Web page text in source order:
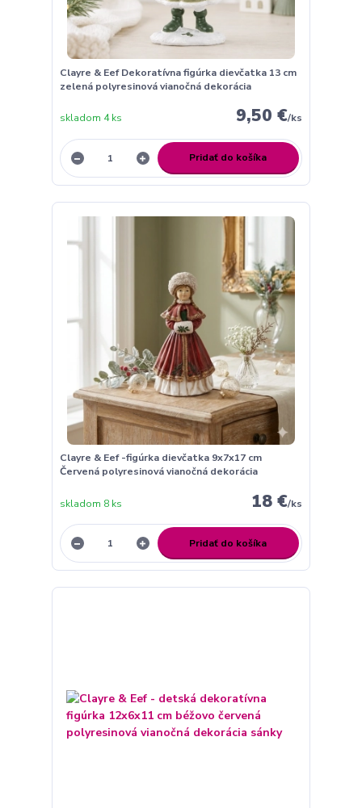
Clayre & Eef Dekoratívna figúrka dievčatka 13 cm
zelená polyresinová vianočná dekorácia
9,50 €/ks
skladom 4 ks
Pridať do košíka
Clayre & Eef -figúrka dievčatka 9x7x17 cm
Červená polyresinová vianočná dekorácia
18 €/ks
skladom 8 ks
Pridať do košíka